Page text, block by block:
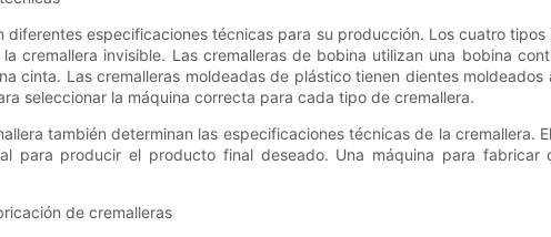
especificaciones técnicas para su producción. Los cuatro
cremallera invisible. Las cremalleras de bobina utilizan una bobina
cinta. Las cremalleras moldeadas de plástico tienen dientes
seleccionar la máquina correcta para cada tipo de cremallera.
también determinan las especificaciones técnicas de la
para producir el producto final deseado. Una máquina para fabricar
de cremalleras